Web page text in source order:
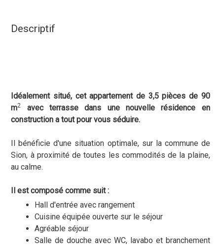
Descriptif
Idéalement situé, cet appartement de 3,5 pièces de 90
m2
avec terrasse dans une nouvelle résidence en
construction a tout pour vous séduire.
Il bénéficie d'une situation optimale, sur la commune de
Sion, à proximité de toutes les commodités de la plaine,
au calme.
Il est composé comme suit :
Hall d'entrée avec rangement
Cuisine équipée ouverte sur le séjour
Agréable séjour
Salle de douche avec WC, lavabo et branchement